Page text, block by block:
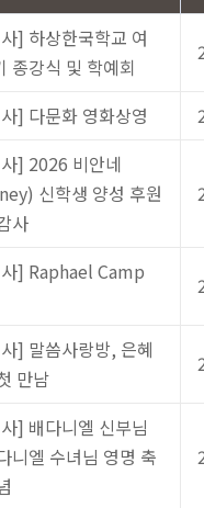
] 하상한국학교 여
종강식 및 학예회
] 다문화 영화상영
] 2026 비안네
신학생 양성 후원
사
] Raphael Camp
] 말씀사랑방, 은혜
만남
] 배다니엘 신부님
니엘 수녀님 영명 축